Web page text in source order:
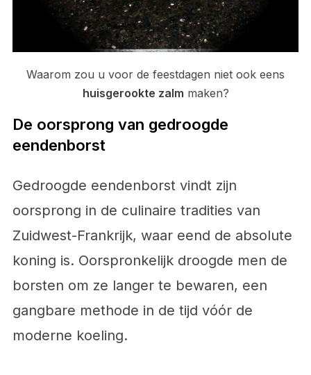
Waarom zou u voor de feestdagen niet ook eens
huisgerookte zalm maken?
De oorsprong van gedroogde
eendenborst
Gedroogde eendenborst vindt zijn
oorsprong in de culinaire tradities van
Zuidwest-Frankrijk, waar eend de absolute
koning is. Oorspronkelijk droogde men de
borsten om ze langer te bewaren, een
gangbare methode in de tijd vóór de
moderne koeling.